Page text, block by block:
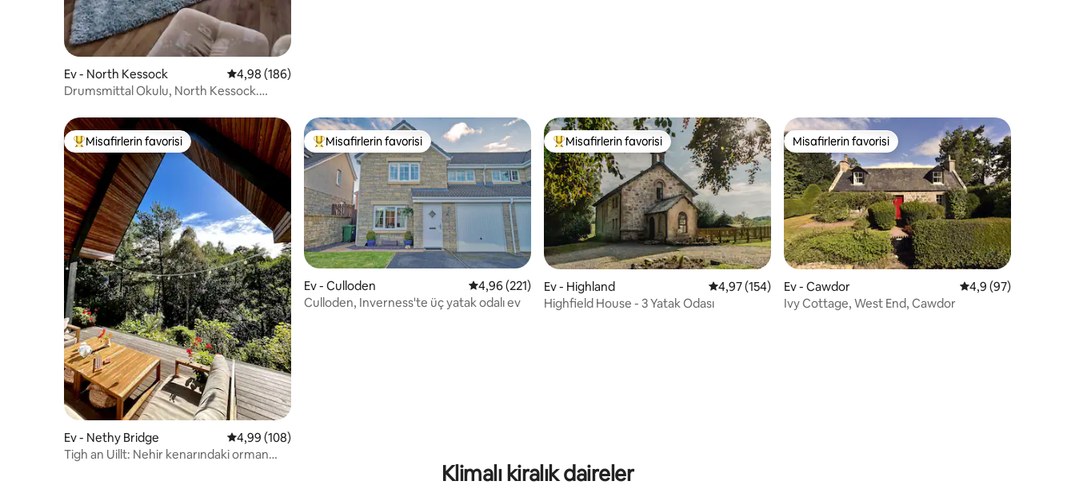
Ev - North Kessock 5 üzerinden ortalama 4,98 puan, 186 değerlendirme
4,98 (186)
Drumsmittal Okulu, North Kessock.
Misafirlerin favorilerinden en beğenilenler arasında
Misafirlerin favorisi
Ev - Nethy Bridge 5 üzerinden ortalama 4,99 puan, 108 değerlendirme
4,99 (108)
Tigh an Uillt: Nehir kenarındaki orman
Misafirlerin favorilerinden en beğenilenler arasında
Misafirlerin favorisi
Ev - Culloden 5 üzerinden ortalama 4,96 puan, 221 değerlendirme
4,96 (221)
Culloden, Inverness'te üç yatak odalı ev
Misafirlerin favorilerinden en beğenilenler arasında
Misafirlerin favorisi
Ev - Highland 5 üzerinden ortalama 4,97 puan, 154 değerlendirme
4,97 (154)
Highfield House - 3 Yatak Odası
Misafirlerin favorisi
Misafirlerin favorisi
Ev - Cawdor 5 üzerinden
4,9 (97)
Ivy Cottage, West End, Cawdor
Klimalı kiralık daireler